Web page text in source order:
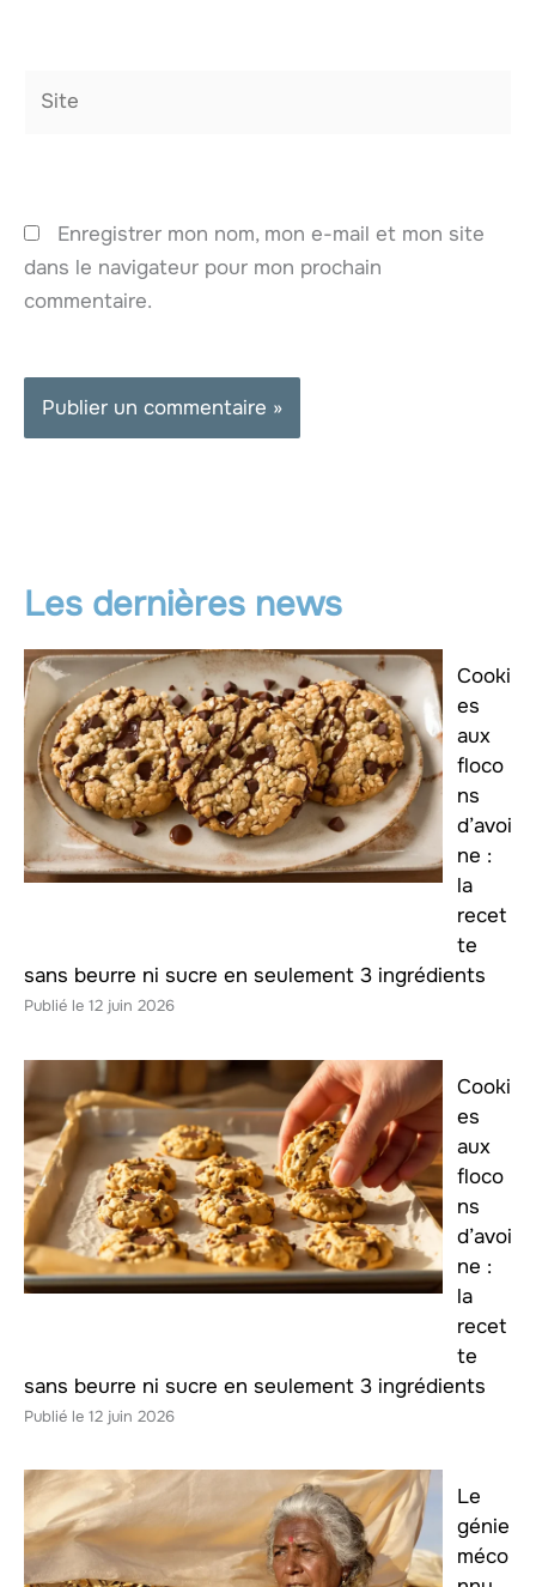
Enregistrer mon nom, mon e-mail et mon site
dans le navigateur pour mon prochain
commentaire.
Les dernières news
Cooki
es
aux
floco
ns
d’avoi
ne :
la
recet
te
sans beurre ni sucre en seulement 3 ingrédients
12 juin 2026
Cooki
es
aux
floco
ns
d’avoi
ne :
la
recet
te
sans beurre ni sucre en seulement 3 ingrédients
12 juin 2026
Le
génie
méco